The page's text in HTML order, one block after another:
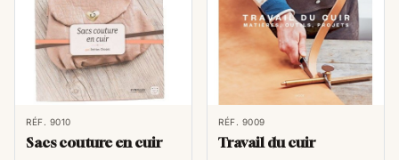
RÉF. 9010
Sacs couture en cuir
RÉF. 9009
Travail du cuir